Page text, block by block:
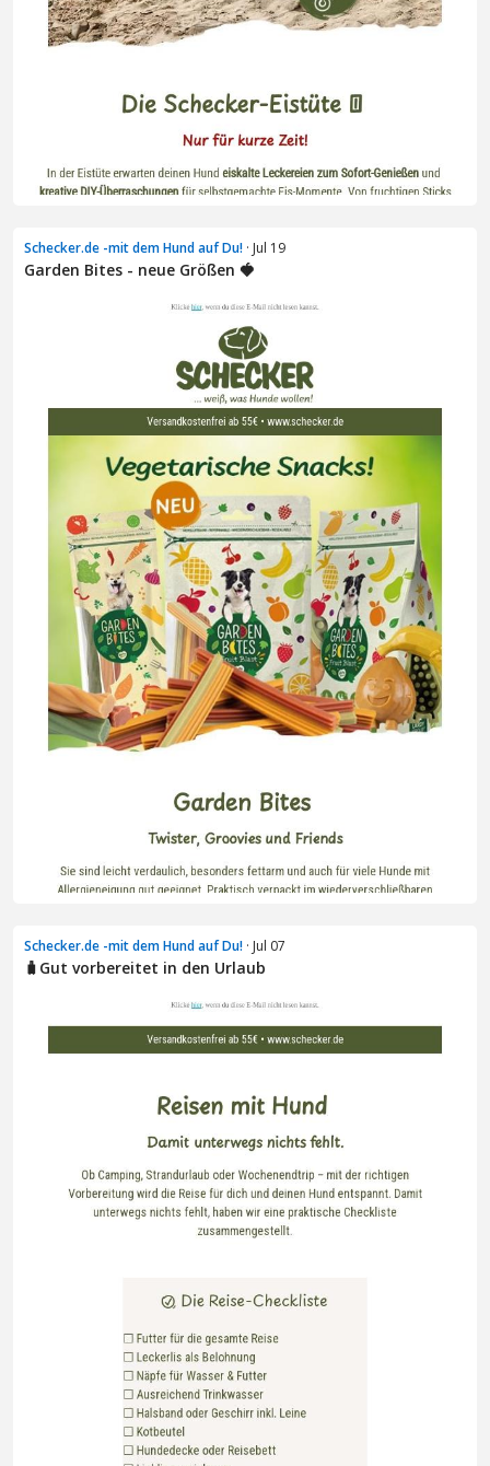
Schecker.de -mit dem Hund auf Du! · Jul 19
Garden Bites - neue Größen 🍓
Schecker.de -mit dem Hund auf Du! · Jul 07
🧳Gut vorbereitet in den Urlaub